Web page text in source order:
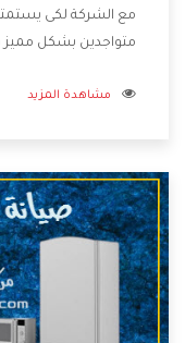
مع الشركة لكى
متواجدين بشكل مميز
الشركة بها والتى
الأسعار التى تكون
مشاهدة المزيد